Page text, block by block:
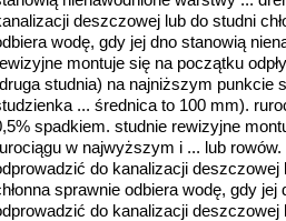
deszczowej lub do studni
wodę, gdy jej dno stanowią
montuje się na początku
studnia) na najniższym punkcie
... średnica to 100 mm).
spadkiem. studnie rewizyjne
w najwyższym i ... lub
do kanalizacji deszczowej
sprawnie odbiera wodę, gdy
do kanalizacji deszczowej